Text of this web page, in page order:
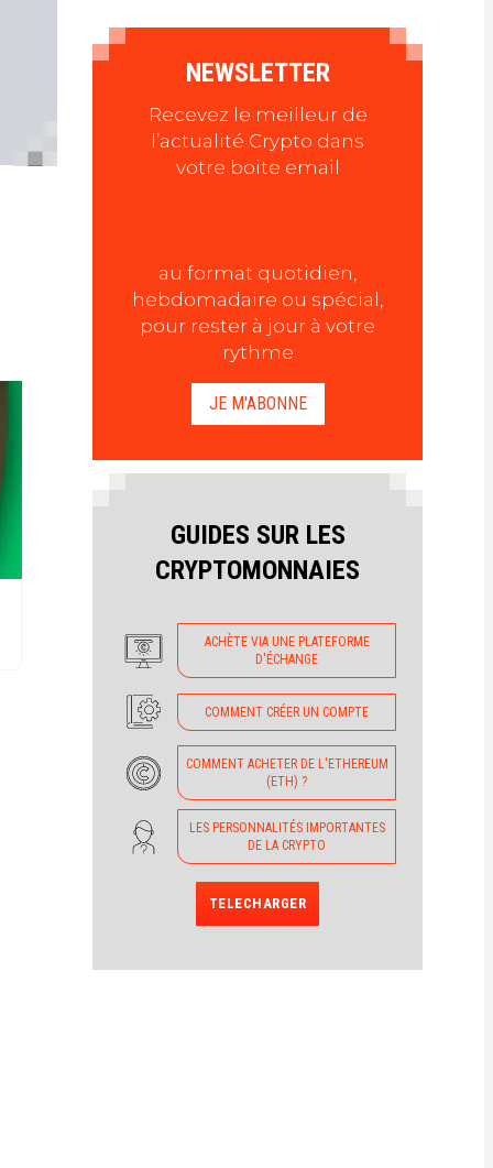
NEWSLETTER
Recevez le meilleur de
l’actualité Crypto dans
votre boite email
au format quotidien,
hebdomadaire ou spécial,
pour rester à jour à votre
rythme
JE M'ABONNE
GUIDES SUR LES
CRYPTOMONNAIES
ACHÈTE VIA UNE PLATEFORME
D'ÉCHANGE
COMMENT CRÉER UN COMPTE
COMMENT ACHETER DE L'ETHEREUM
(ETH) ?
LES PERSONNALITÉS IMPORTANTES
DE LA CRYPTO
TELECHARGER